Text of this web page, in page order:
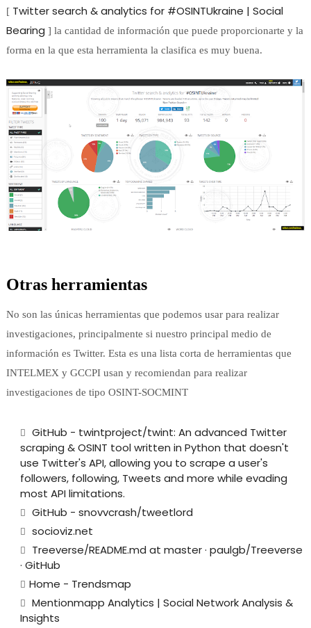
[ Twitter search & analytics for #OSINTUkraine | Social
Bearing ] la cantidad de información que puede proporcionarte y la
forma en la que esta herramienta la clasifica es muy buena.
Otras herramientas
No son las únicas herramientas que podemos usar para realizar
investigaciones, principalmente si nuestro principal medio de
información es Twitter. Esta es una lista corta de herramientas que
INTELMEX y GCCPI usan y recomiendan para realizar
investigaciones de tipo OSINT-SOCMINT
GitHub - twintproject/twint: An advanced Twitter
scraping & OSINT tool written in Python that doesn't
use Twitter's API, allowing you to scrape a user's
followers, following, Tweets and more while evading
most API limitations.
GitHub - snovvcrash/tweetlord
socioviz.net
Treeverse/README.md at master · paulgb/Treeverse
· GitHub
Home - Trendsmap
Mentionmapp Analytics | Social Network Analysis &
Insights